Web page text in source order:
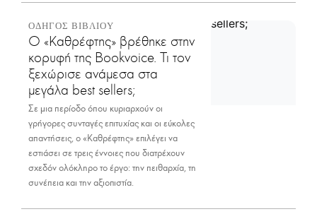
ΟΔΗΓΟΣ ΒΙΒΛΙΟΥ
Ο «Καθρέφτης» βρέθηκε στην
κορυφή της Bookvoice. Τι τον
ξεχώρισε ανάμεσα στα
μεγάλα best sellers;
Σε μια περίοδο όπου κυριαρχούν οι
γρήγορες συνταγές επιτυχίας και οι εύκολες
απαντήσεις, ο «Καθρέφτης» επιλέγει να
εστιάσει σε τρεις έννοιες που διατρέχουν
σχεδόν ολόκληρο το έργο: την πειθαρχία, τη
συνέπεια και την αξιοπιστία.